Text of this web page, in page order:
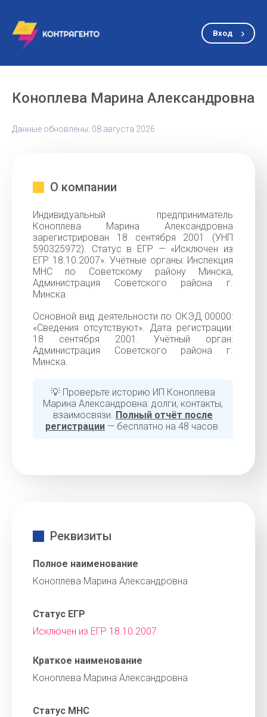
Вход
Коноплева Марина Александровна
Данные обновлены: 08 августа 2026
О компании
Индивидуальный предприниматель
Коноплева Марина Александровна
зарегистрирован 18 сентября 2001 (УНП
590325972). Статус в ЕГР — «Исключен из
ЕГР 18.10.2007». Учётные органы: Инспекция
МНС по Советскому району Минска,
Администрация Советского района г.
Минска.
Основной вид деятельности по ОКЭД 00000:
«Cведения отсутствуют». Дата регистрации:
18 сентября 2001. Учётный орган:
Администрация Советского района г.
Минска.
💡 Проверьте историю ИП Коноплева
Марина Александровна: долги, контакты,
взаимосвязи. Полный отчёт после
регистрации — бесплатно на 48 часов.
Реквизиты
Полное наименование
Коноплева Марина Александровна
Статус ЕГР
Исключен из ЕГР 18.10.2007
Краткое наименование
Коноплева Марина Александровна
Статус МНС